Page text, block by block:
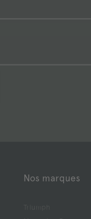
Nos marques
Triumph